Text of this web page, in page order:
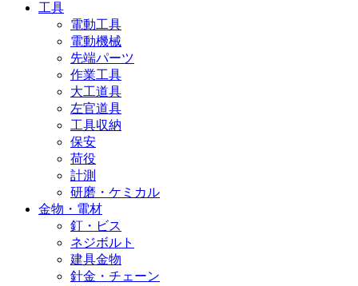
工具
電動工具
電動機械
先端パーツ
作業工具
大工道具
左官道具
工具収納
保安
荷役
計測
研磨・ケミカル
金物・電材
釘・ビス
ネジボルト
建具金物
針金・チェーン